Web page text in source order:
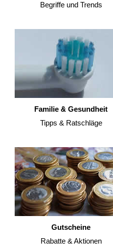
Begriffe und Trends
Familie & Gesundheit
Tipps & Ratschläge
Gutscheine
Rabatte & Aktionen